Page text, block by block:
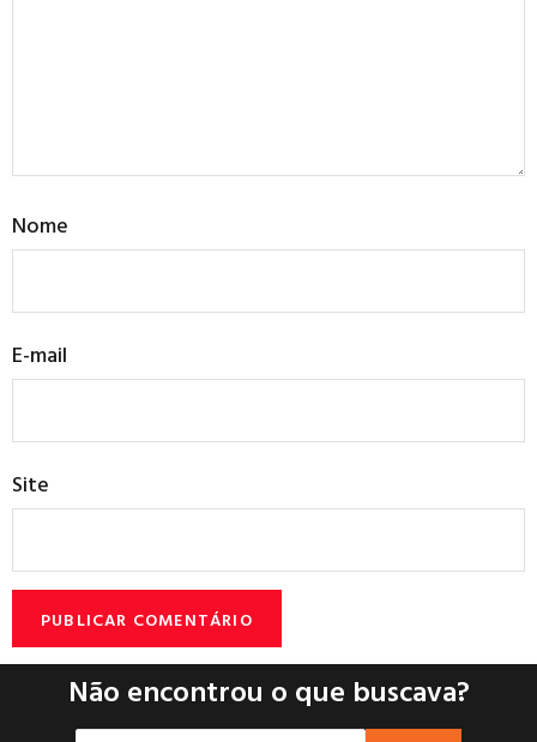
Nome
E-mail
Site
Não encontrou o que buscava?